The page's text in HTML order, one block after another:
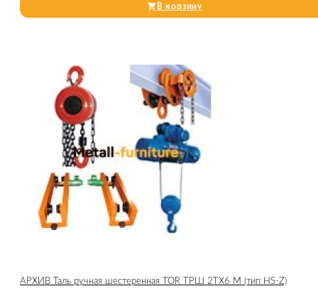
В корзину
АРХИВ Таль ручная шестеренная TOR ТРШ 2ТХ6 М (тип HS-Z)